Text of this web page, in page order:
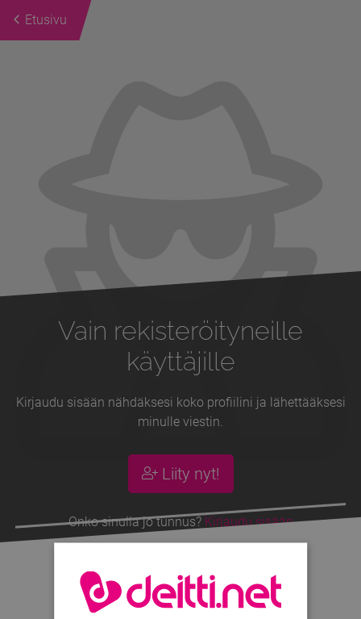
Etusivu
Vain rekisteröityneille
käyttäjille
Kirjaudu sisään nähdäksesi koko profiilini ja lähettääksesi
minulle viestin.
Liity nyt!
Onko sinulla jo tunnus? Kirjaudu sisään
Pamellaxx , 20v